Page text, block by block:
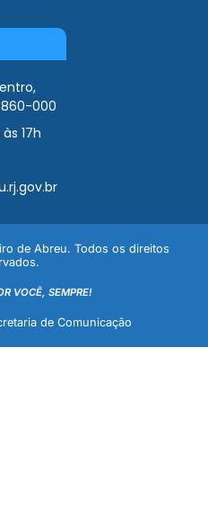
000
17h
de Abreu. Todos os direitos
VOCÊ, SEMPRE!
de Comunicação